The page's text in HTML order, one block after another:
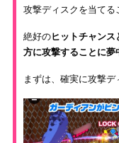
攻撃ディスクを当てる
絶好のヒットチャン
方に攻撃することに夢
まずは、確実に攻撃デ